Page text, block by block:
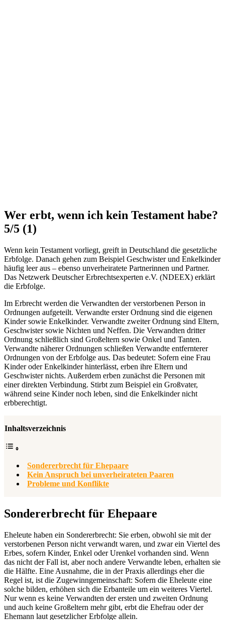
Wer erbt, wenn ich kein Testament habe?
5/5 (1)
Wenn kein Testament vorliegt, greift in Deutschland die gesetzliche
Erbfolge. Danach gehen zum Beispiel Geschwister und Enkelkinder
häufig leer aus – ebenso unverheiratete Partnerinnen und Partner.
Das Netzwerk Deutscher Erbrechtsexperten e.V. (NDEEX) erklärt
die Erbfolge.
Im Erbrecht werden die Verwandten der verstorbenen Person in
Ordnungen aufgeteilt. Verwandte erster Ordnung sind die eigenen
Kinder sowie Enkelkinder. Verwandte zweiter Ordnung sind Eltern,
Geschwister sowie Nichten und Neffen. Die Verwandten dritter
Ordnung schließlich sind Großeltern sowie Onkel und Tanten.
Verwandte näherer Ordnungen schließen Verwandte entfernterer
Ordnungen von der Erbfolge aus. Das bedeutet: Sofern eine Frau
Kinder oder Enkelkinder hinterlässt, erben ihre Eltern und
Geschwister nichts. Außerdem erben zunächst die Personen mit
einer direkten Verbindung. Stirbt zum Beispiel ein Großvater,
während seine Kinder noch leben, sind die Enkelkinder nicht
erbberechtigt.
Inhaltsverzeichnis
Sondererbrecht für Ehepaare
Kein Anspruch bei unverheirateten Paaren
Probleme und Konflikte
Sondererbrecht für Ehepaare
Eheleute haben ein Sondererbrecht: Sie erben, obwohl sie mit der
verstorbenen Person nicht verwandt waren, und zwar ein Viertel des
Erbes, sofern Kinder, Enkel oder Urenkel vorhanden sind. Wenn
das nicht der Fall ist, aber noch andere Verwandte leben, erhalten sie
die Hälfte. Eine Ausnahme, die in der Praxis allerdings eher die
Regel ist, ist die Zugewinngemeinschaft: Sofern die Eheleute eine
solche bilden, erhöhen sich die Erbanteile um ein weiteres Viertel.
Nur wenn es keine Verwandten der ersten und zweiten Ordnung
und auch keine Großeltern mehr gibt, erbt die Ehefrau oder der
Ehemann laut gesetzlicher Erbfolge allein.